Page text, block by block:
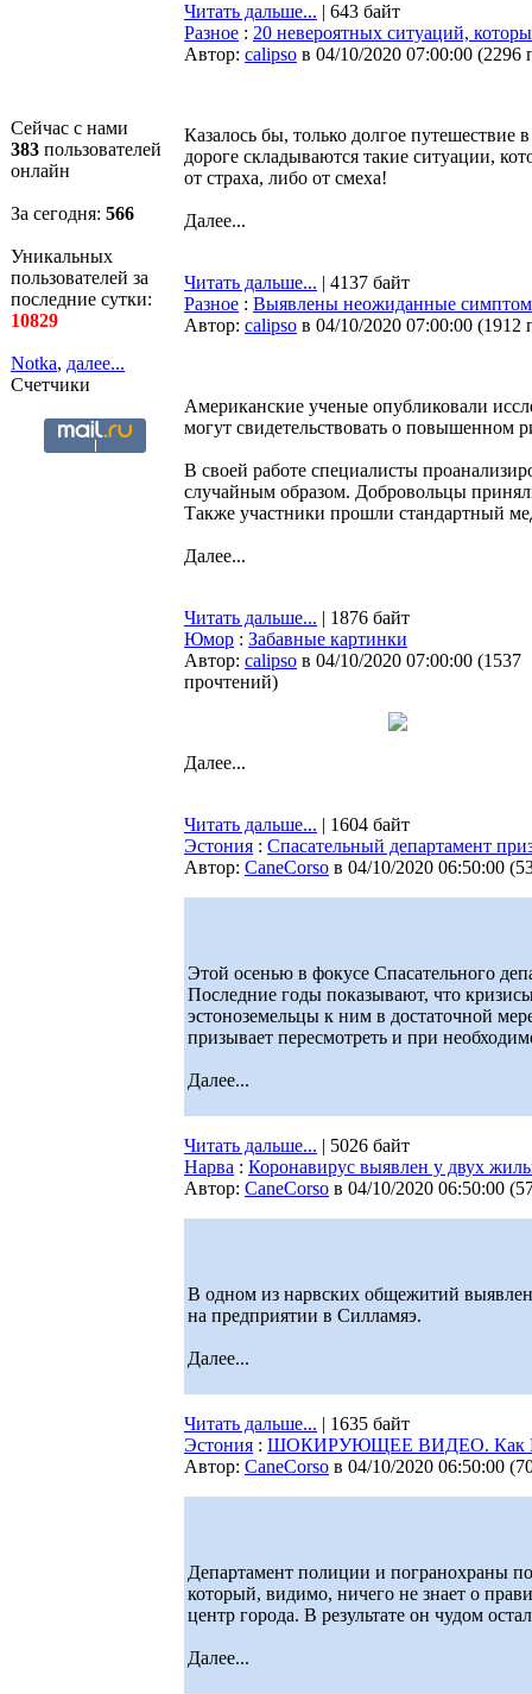
Сейчас с нами
383 пользователей
онлайн
За сегодня: 566
Уникальных
пользователей за
последние сутки:
10829
Notka, далее...
Счетчики
Читать дальше... | 643 байт
Разное : 20 невероятных ситуаций,
Автор: calipso в 04/10/2020 07:00:00 (2296
Казалось бы, только долгое
дороге складываются такие ситуации,
от страха, либо от смеха!
Далее...
Читать дальше... | 4137 байт
Разное : Выявлены неожиданные
Автор: calipso в 04/10/2020 07:00:00 (1912
Американские ученые опубликовали
могут свидетельствовать о повышенном
В своей работе специалисты
случайным образом. Добровольцы
Также участники прошли стандартный
Далее...
Читать дальше... | 1876 байт
Юмор : Забавные картинки
Автор: calipso в 04/10/2020 07:00:00 (1537
прочтений)
Далее...
Читать дальше... | 1604 байт
Эстония : Спасательный департамент
Автор: CaneCorso в 04/10/2020 06:50:00 (
Этой осенью в фокусе Спасательного
Последние годы показывают, что
эстоноземельцы к ним в достаточной
призывает пересмотреть и при
Далее...
Читать дальше... | 5026 байт
Нарва : Коронавирус выявлен у двух
Автор: CaneCorso в 04/10/2020 06:50:00 (
В одном из нарвских общежитий
на предприятии в Силламяэ.
Далее...
Читать дальше... | 1635 байт
Эстония : ШОКИРУЮЩЕЕ ВИДЕО. Как НЕ
Автор: CaneCorso в 04/10/2020 06:50:00 (
Департамент полиции и погранохраны
который, видимо, ничего не знает о
центр города. В результате он чудом
Далее...